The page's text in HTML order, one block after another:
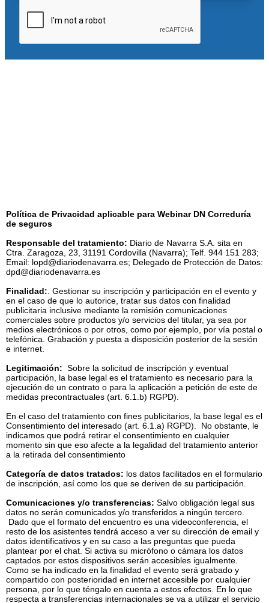
Política de Privacidad aplicable para Webinar DN Correduría
de seguros
Responsable del tratamiento: Diario de Navarra S.A. sita en
Ctra. Zaragoza, 23, 31191 Cordovilla (Navarra); Telf. 944 151 283;
Email: lopd@diariodenavarra.es; Delegado de Protección de Datos:
dpd@diariodenavarra.es
Finalidad: . Gestionar su inscripción y participación en el evento y
en el caso de que lo autorice, tratar sus datos con finalidad
publicitaria inclusive mediante la remisión comunicaciones
comerciales sobre productos y/o servicios del titular, ya sea por
medios electrónicos o por otros, como por ejemplo, por vía postal o
telefónica. Grabación y puesta a disposición posterior de la sesión
e internet.
Legitimación: Sobre la solicitud de inscripción y eventual
participación, la base legal es el tratamiento es necesario para la
ejecución de un contrato o para la aplicación a petición de este de
medidas precontractuales (art. 6.1.b) RGPD).
En el caso del tratamiento con fines publicitarios, la base legal es el
Consentimiento del interesado (art. 6.1.a) RGPD). No obstante, le
indicamos que podrá retirar el consentimiento en cualquier
momento sin que eso afecte a la legalidad del tratamiento anterior
a la retirada del consentimiento
Categoría de datos tratados: los datos facilitados en el formulario
de inscripción, así como los que se deriven de su participación.
Comunicaciones y/o transferencias: Salvo obligación legal sus
datos no serán comunicados y/o transferidos a ningún tercero.
Dado que el formato del encuentro es una videoconferencia, el
resto de los asistentes tendrá acceso a ver su dirección de email y
datos identificativos y en su caso a las preguntas que pueda
plantear por el chat. Si activa su micrófono o cámara los datos
captados por estos dispositivos serán accesibles igualmente.
Como se ha indicado en la finalidad el evento será grabado y
compartido con posterioridad en internet accesible por cualquier
persona, por lo que téngalo en cuenta a estos efectos. En lo que
respecta a transferencias internacionales se va a utilizar el servicio